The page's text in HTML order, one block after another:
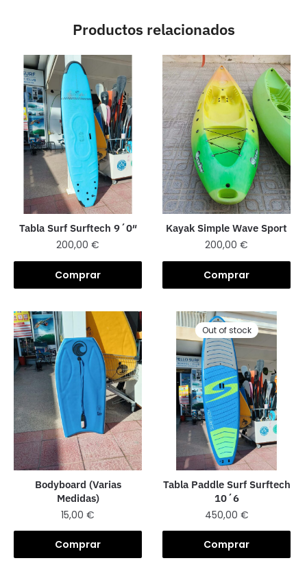
Productos relacionados
Tabla Surf Surftech 9´0″
200,00€
Comprar
Kayak Simple Wave Sport
200,00€
Comprar
Bodyboard (Varias
Medidas)
15,00€
Comprar
Out of stock
Tabla Paddle Surf Surftech
10´6
450,00 €
Comprar